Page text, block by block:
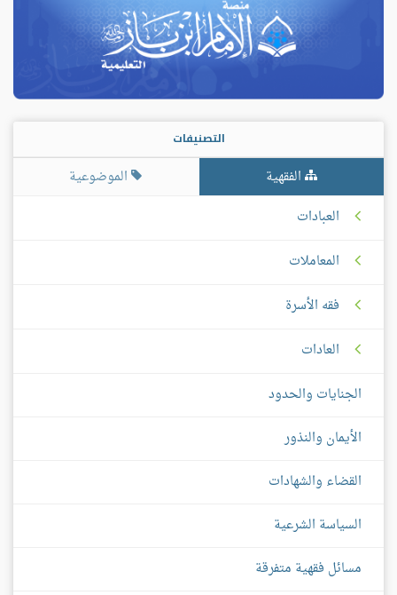
التصنيفات
الفقهية
الموضوعية
العبادات
المعاملات
فقه الأسرة
العادات
الجنايات والحدود
الأيمان والنذور
القضاء والشهادات
السياسة الشرعية
مسائل فقهية متفرقة